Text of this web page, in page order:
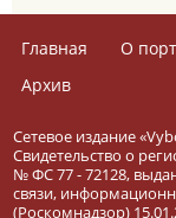
Главная О
Архив
Сетевое издание
Свидетельство о
№ ФС 77 - 72128,
связи,
(Роскомнадзор)